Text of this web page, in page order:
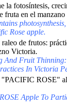
la fotosíntesis,
fruta en el
Rose apple.
de frutos:
Victoria.
And Fruit
In Victoria
"PACIFIC ROSE"
Apple To